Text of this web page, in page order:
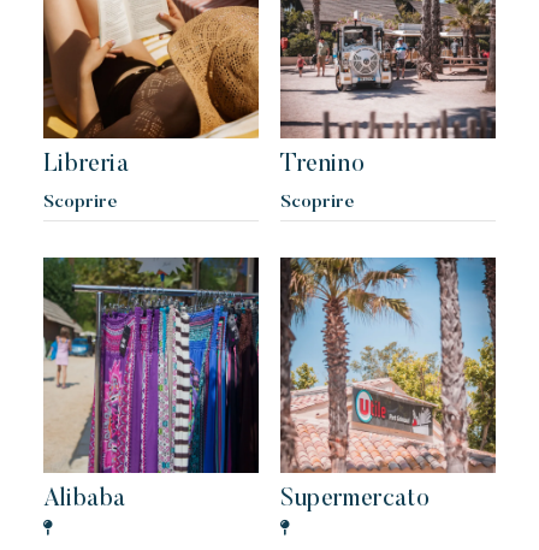
Un paradiso selvaggio e colorato
Libreria
Scoprire
Trenino
Scoprire
Alibaba Supermercato